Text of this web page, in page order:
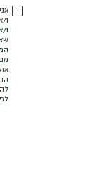
ו/
ו/